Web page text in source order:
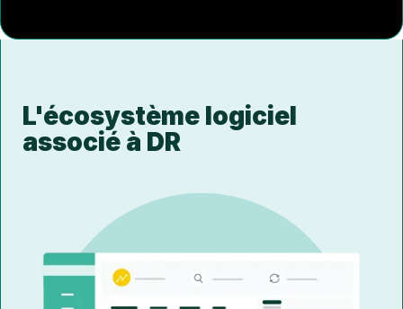
L'écosystème logiciel
associé à DR